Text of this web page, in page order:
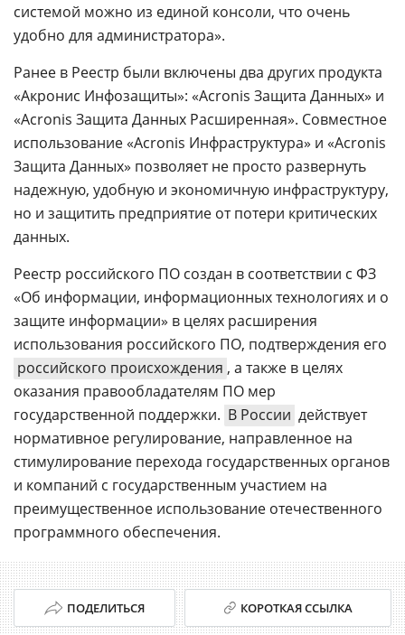
системой можно из единой консоли, что очень
удобно для администратора».
Ранее в Реестр были включены два других продукта
«Акронис Инфозащиты»: «Acronis Защита Данных» и
«Acronis Защита Данных Расширенная». Совместное
использование «Acronis Инфраструктура» и «Acronis
Защита Данных» позволяет не просто развернуть
надежную, удобную и экономичную инфраструктуру,
но и защитить предприятие от потери критических
данных.
Реестр российского ПО создан в соответствии с ФЗ
«Об информации, информационных технологиях и о
защите информации» в целях расширения
использования российского ПО, подтверждения его
российского происхождения , а также в целях
оказания правообладателям ПО мер
государственной поддержки. В России действует
нормативное регулирование, направленное на
стимулирование перехода государственных органов
и компаний с государственным участием на
преимущественное использование отечественного
программного обеспечения.
ПОДЕЛИТЬСЯ КОРОТКАЯ ССЫЛКА